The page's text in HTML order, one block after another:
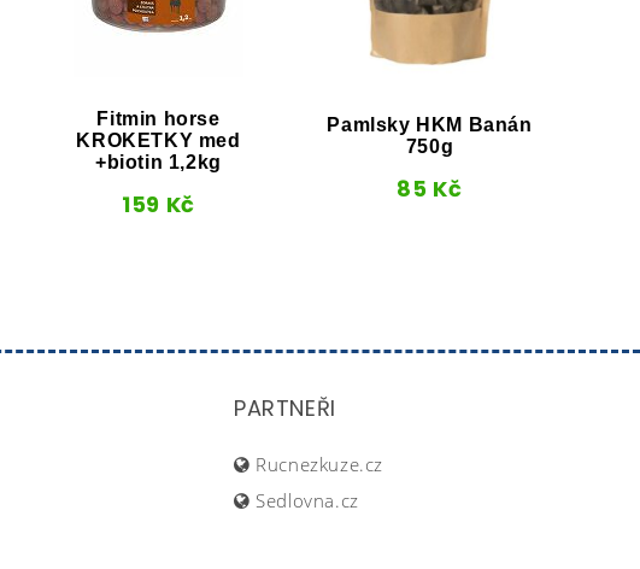
Fitmin horse
KROKETKY med
+biotin 1,2kg
159 Kč
Pamlsky HKM Banán
750g
85 Kč
PARTNEŘI
Rucnezkuze.cz
Sedlovna.cz